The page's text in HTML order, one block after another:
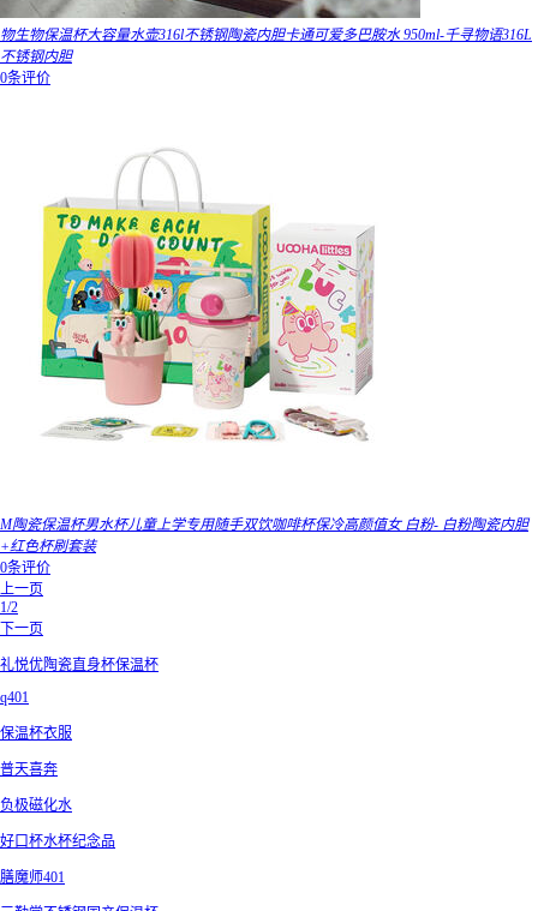
物生物保温杯大容量水壶316l不锈钢陶瓷内胆卡通可爱多巴胺水 950ml-千寻物语316L
不锈钢内胆
0条评价
M陶瓷保温杯男水杯儿童上学专用随手双饮咖啡杯保冷高颜值女 白粉- 白粉陶瓷内胆
+红色杯刷套装
0条评价
上一页
1/2
下一页
礼悦优陶瓷直身杯保温杯
q401
保温杯衣服
普天喜奔
负极磁化水
好口杯水杯纪念品
膳魔师401